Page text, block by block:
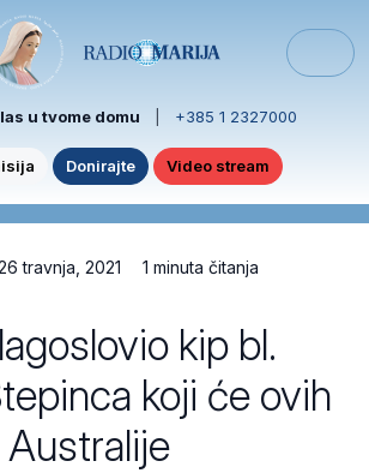
u tvome domu +385 1 2327000
Donirajte Video stream
travnja, 2021 1 minuta čitanja
kip bl.
koji će ovih